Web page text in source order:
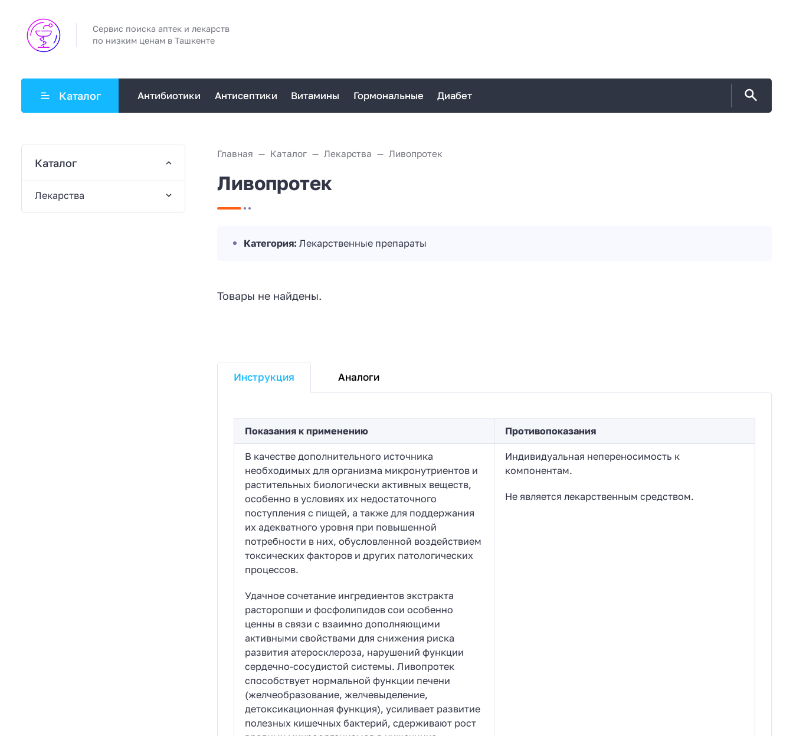
Сервис поиска аптек и лекарств
по низким ценам в Ташкенте
Каталог Антибиотики Антисептики Витамины Гормональные Диабет
Главная Каталог Лекарства Ливопротек
Ливопротек
Категория: Лекарственные препараты
Товары не найдены.
Инструкция Аналоги
Показания к применению Противопоказания
В качестве дополнительного источника
необходимых для организма микронутриентов и
растительных биологически активных веществ,
особенно в условиях их недостаточного
поступления с пищей, а также для поддержания
их адекватного уровня при повышенной
потребности в них, обусловленной воздействием
токсических факторов и других патологических
процессов.
Удачное сочетание ингредиентов экстракта
расторопши и фосфолипидов сои особенно
ценны в связи с взаимно дополняющими
активными свойствами для снижения риска
развития атеросклероза, нарушений функции
сердечно-сосудистой системы. Ливопротек
способствует нормальной функции печени
(желчеобразование, желчевыделение,
детоксикационная функция), усиливает развитие
полезных кишечных бактерий, сдерживают рост
Индивидуальная непереносимость к
компонентам.
Не является лекарственным средством.
Каталог
Лекарства